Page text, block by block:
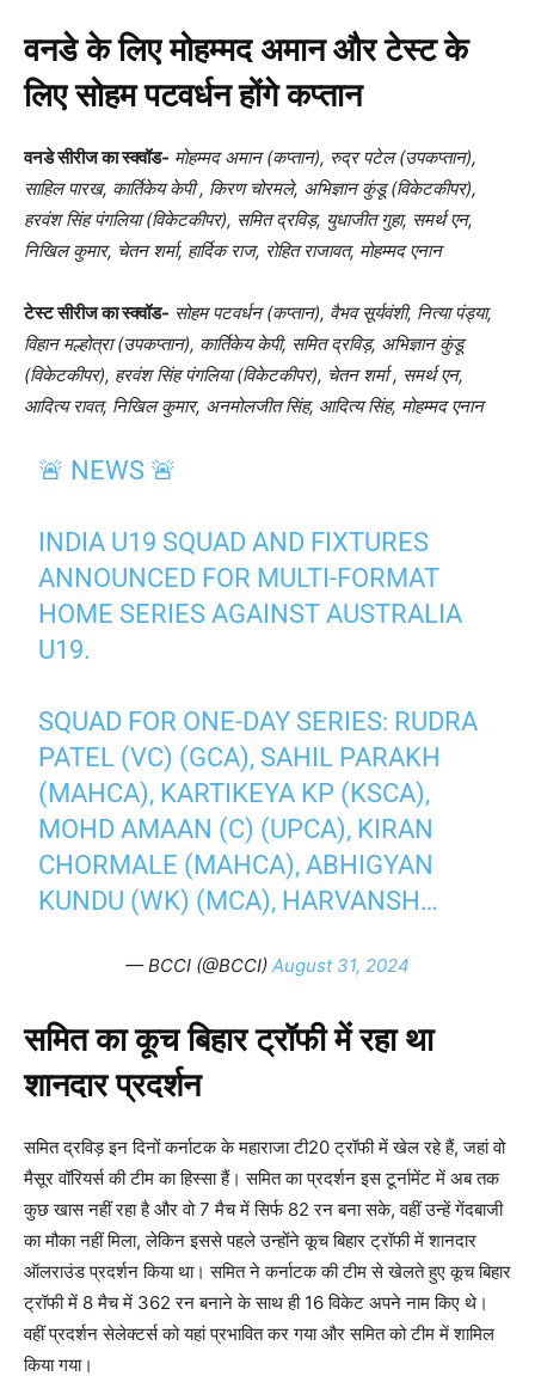
वनडे के लिए मोहम्मद अमान और टेस्ट के
लिए सोहम पटवर्धन होंगे कप्तान
वनडे सीरीज का स्क्वॉड- मोहम्मद अमान (कप्तान), रुद्र पटेल (उपकप्तान),
साहिल पारख, कार्तिकेय केपी, किरण चोरमले, अभिज्ञान कुंडू (विकेटकीपर),
हरवंश सिंह पंगलिया (विकेटकीपर), समित द्रविड़, युधाजीत गुहा, समर्थ एन,
निखिल कुमार, चेतन शर्मा, हार्दिक राज, रोहित राजावत, मोहम्मद एनान
टेस्ट सीरीज का स्क्वॉड- सोहम पटवर्धन (कप्तान), वैभव सूर्यवंशी, नित्या पंड्या,
विहान मल्होत्रा ​​(उपकप्तान), कार्तिकेय केपी, समित द्रविड़, अभिज्ञान कुंडू
(विकेटकीपर), हरवंश सिंह पंगलिया (विकेटकीपर), चेतन शर्मा, समर्थ एन,
आदित्य रावत, निखिल कुमार, अनमोलजीत सिंह, आदित्य सिंह, मोहम्मद एनान
🚨 NEWS 🚨
INDIA U19 SQUAD AND FIXTURES
ANNOUNCED FOR MULTI-FORMAT
HOME SERIES AGAINST AUSTRALIA
U19.
SQUAD FOR ONE-DAY SERIES: RUDRA
PATEL (VC) (GCA), SAHIL PARAKH
(MAHCA), KARTIKEYA KP (KSCA),
MOHD AMAAN (C) (UPCA), KIRAN
CHORMALE (MAHCA), ABHIGYAN
KUNDU (WK) (MCA), HARVANSH…
— BCCI (@BCCI) August 31, 2024
समित का कूच बिहार ट्रॉफी में रहा था
शानदार प्रदर्शन
समित द्रविड़ इन दिनों कर्नाटक के महाराजा टी20 ट्रॉफी में खेल रहे हैं, जहां वो
मैसूर वॉरियर्स की टीम का हिस्सा हैं। समित का प्रदर्शन इस टूर्नामेंट में अब तक
कुछ खास नहीं रहा है और वो 7 मैच में सिर्फ 82 रन बना सके, वहीं उन्हें गेंदबाजी
का मौका नहीं मिला, लेकिन इससे पहले उन्होंने कूच बिहार ट्रॉफी में शानदार
ऑलराउंड प्रदर्शन किया था। समित ने कर्नाटक की टीम से खेलते हुए कूच बिहार
ट्रॉफी में 8 मैच में 362 रन बनाने के साथ ही 16 विकेट अपने नाम किए थे।
वहीं प्रदर्शन सेलेक्टर्स को यहां प्रभावित कर गया और समित को टीम में शामिल
किया गया।